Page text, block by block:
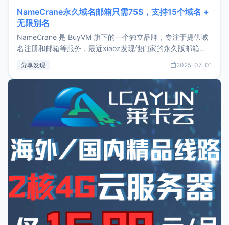
NameCrane永久域名邮箱只需75$，支持15个域名 +
无限别名
NameCrane 是 BuyVM 旗下的一个独立品牌，专注于提供域
名注册和邮箱等服务，最近xiaoz发现他们家的永久版邮箱服
又实惠的域名邮箱，不妨尝试一下 NameCrane。注册
NameCraneNameCrane不支持直接注册，必须要购买
分享发现 2025-07-01